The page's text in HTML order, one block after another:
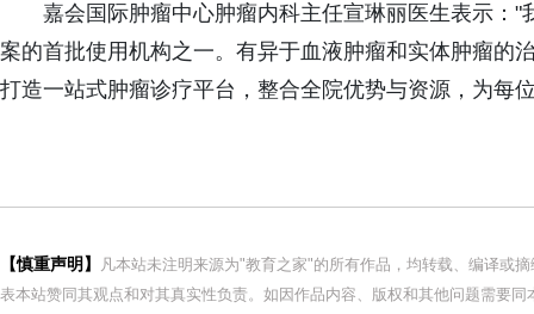
嘉会国际肿瘤中心肿瘤内科主任宣琳丽医生表示：
案的首批使用机构之一。有异于血液肿瘤和实体肿瘤的
打造一站式肿瘤诊疗平台，整合全院优势与资源，为每
【慎重声明】
凡本站未注明来源为"教育之家"的所有作品，均转载、编译或
表本站赞同其观点和对其真实性负责。如因作品内容、版权和其他问题需要